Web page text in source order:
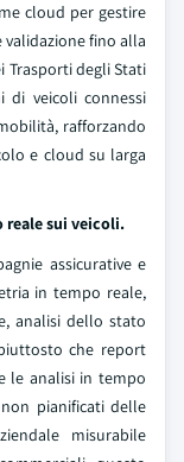
cloud per gestire
fino alla
degli Stati
di veicoli connessi
rafforzando
e cloud su larga
reale sui veicoli.
assicurative e
in tempo reale,
analisi dello stato
che report
le analisi in tempo
pianificati delle
misurabile